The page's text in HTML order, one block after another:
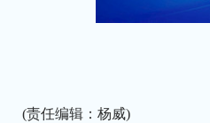
(责任编辑：杨威)